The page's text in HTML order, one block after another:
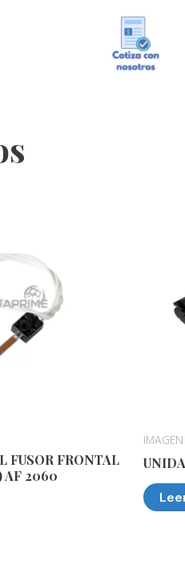
FUSOR FRONTAL
AF 2060
IMAGEN